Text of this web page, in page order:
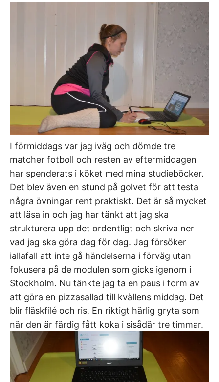
I förmiddags var jag iväg och dömde tre
matcher fotboll och resten av eftermiddagen
har spenderats i köket med mina studieböcker.
Det blev även en stund på golvet för att testa
några övningar rent praktiskt. Det är så mycket
att läsa in och jag har tänkt att jag ska
strukturera upp det ordentligt och skriva ner
vad jag ska göra dag för dag. Jag försöker
iallafall att inte gå händelserna i förväg utan
fokusera på de modulen som gicks igenom i
Stockholm. Nu tänkte jag ta en paus i form av
att göra en pizzasallad till kvällens middag. Det
blir fläskfilé och ris. En riktigt härlig gryta som
när den är färdig fått koka i sisådär tre timmar.